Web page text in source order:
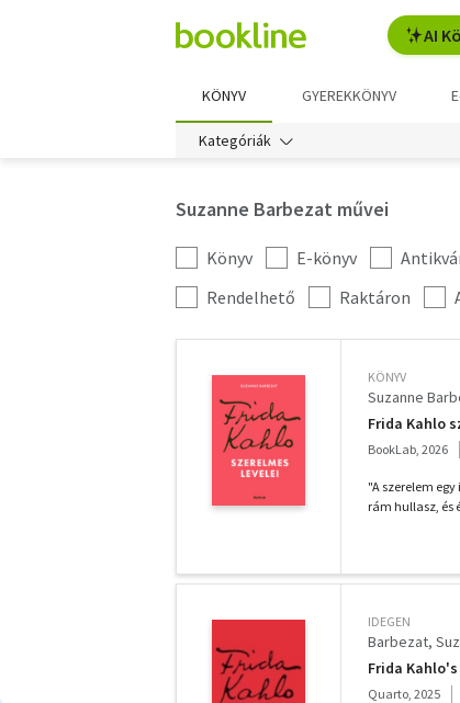
AI
KÖNYV GYEREKKÖNYV
Kategóriák
Suzanne Barbezat művei
Kategória
szűrés
Könyv E-könyv
További
szűrők
Rendelhető Raktáron
KÖNYV
Suzanne
Frida Kahlo
BookLab, 2026
"A szerelem
rám hullasz, és
IDEGEN
Barbezat,
Frida
Quarto, 2025